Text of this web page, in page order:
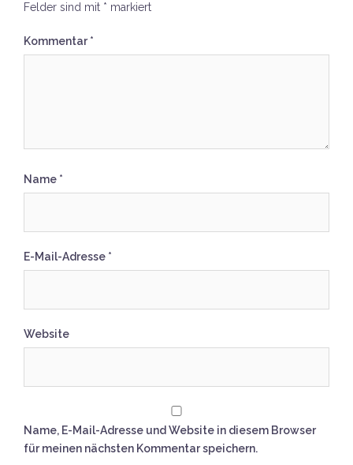
Felder sind mit * markiert
Kommentar*
Name *
E-Mail-Adresse *
Website
Name, E-Mail-Adresse und Website in diesem Browser
für meinen nächsten Kommentar speichern.